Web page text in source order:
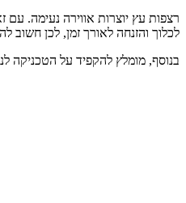
רצפות עץ יוצרות אווירה נעימה.
לכלוך והזנחה לאורך זמן, לכן חשוב
בנוסף, מומלץ להקפיד על הטכניקה